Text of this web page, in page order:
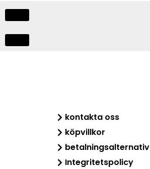
kontakta oss
köpvillkor
betalningsalternativ
Integritetspolicy